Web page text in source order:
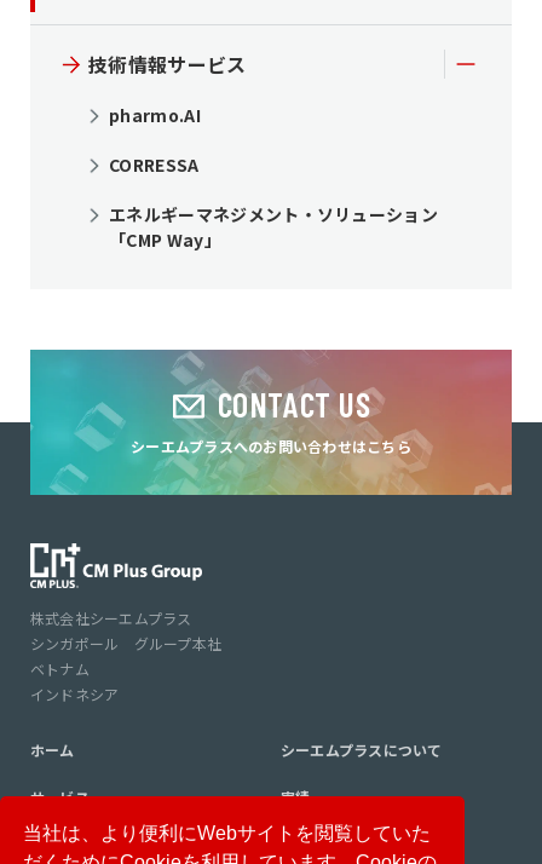
技術情報サービス
pharmo.AI
CORRESSA
エネルギーマネジメント・ソリューション
「CMP Way」
CONTACT US
シーエムプラスへのお問い合わせはこちら
株式会社シーエムプラス
シンガポール グループ本社
ベトナム
インドネシア
ホーム シーエムプラスについて
サービス 実績
コンサルタント紹介 コラム
当社は、より便利にWebサイトを閲覧していた